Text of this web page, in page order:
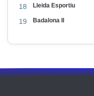
18 Lleida Esportiu
19 Badalona II